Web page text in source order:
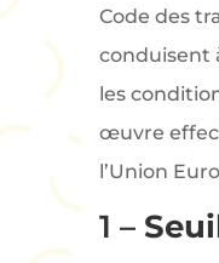
Code des
conduisent
les
œuvre
l’Union
1 –